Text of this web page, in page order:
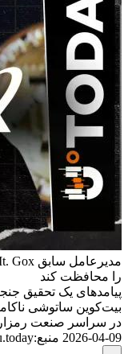
را محافظت کند
پیامدهای یک تحقیق
بیت‌کوین ساتوشی
در سراسر صنعت
2026-04-09 منبع: